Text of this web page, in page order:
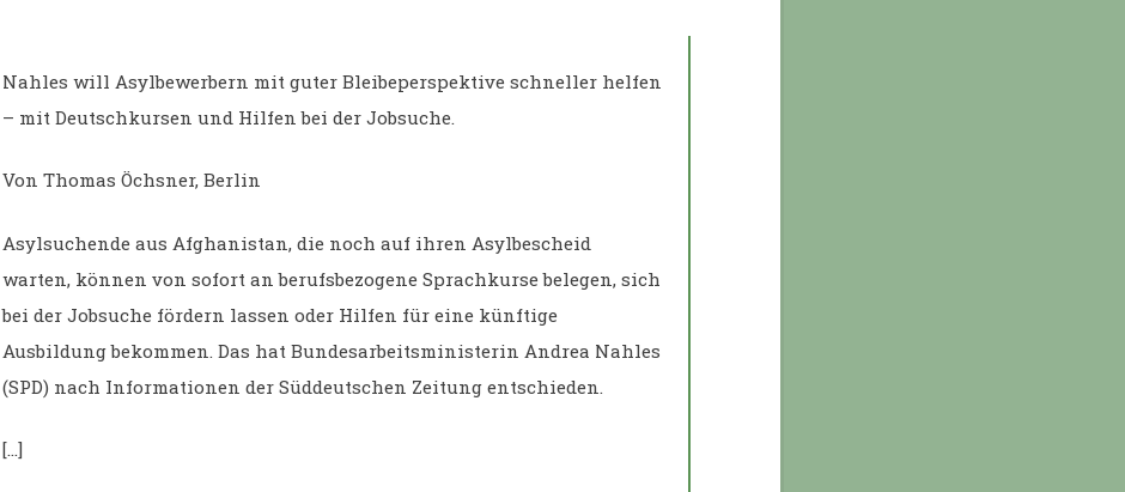
Nahles will Asylbewerbern mit guter Bleibeperspektive schneller helfen
– mit Deutschkursen und Hilfen bei der Jobsuche.
Von Thomas Öchsner, Berlin
Asylsuchende aus Afghanistan, die noch auf ihren Asylbescheid
warten, können von sofort an berufsbezogene Sprachkurse belegen, sich
bei der Jobsuche fördern lassen oder Hilfen für eine künftige
Ausbildung bekommen. Das hat Bundesarbeitsministerin Andrea Nahles
(SPD) nach Informationen der Süddeutschen Zeitung entschieden.
[…]